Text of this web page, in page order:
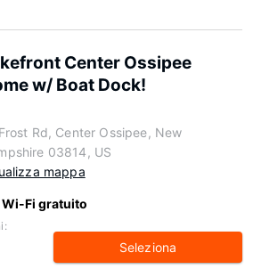
Center Ossipee
w/ Boat Dock!
Rd, Center Ossipee, New
03814, US
mappa
Wi-Fi gratuito
Seleziona